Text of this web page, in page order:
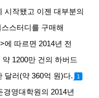
시작됐고 이젠 대부분의
스터디를 구매해
>에 따르면 2014년 전
약 1200만 건의 하버드
달러 (약 360억 원)다. 1
경영대학원의 2014년